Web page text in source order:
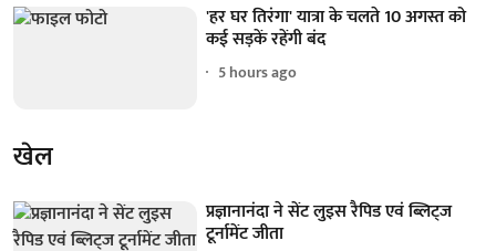
'हर घर तिरंगा' यात्रा के चलते 10 अगस्त को
कई सड़कें रहेंगी बंद
5 hours ago
खेल
प्रज्ञानानंदा ने सेंट लुइस रैपिड एवं ब्लिट्ज
टूर्नामेंट जीता